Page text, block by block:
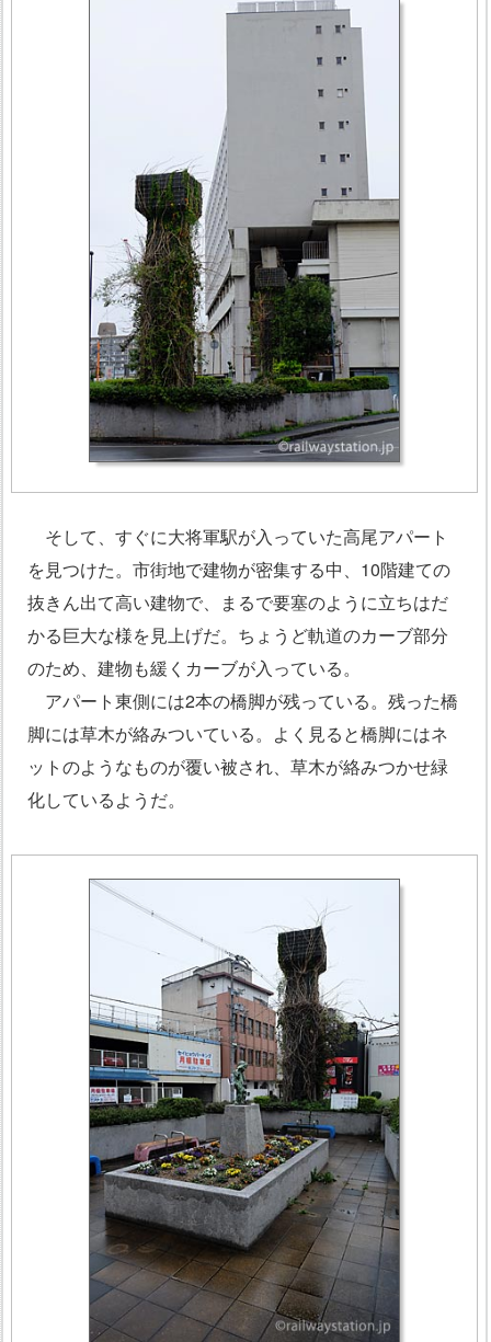
そして、すぐに大将軍駅が入っていた高尾アパート
を見つけた。市街地で建物が密集する中、10階建ての
抜きん出て高い建物で、まるで要塞のように立ちはだ
かる巨大な様を見上げだ。ちょうど軌道のカーブ部分
のため、建物も緩くカーブが入っている。
アパート東側には2本の橋脚が残っている。残った橋
脚には草木が絡みついている。よく見ると橋脚にはネ
ットのようなものが覆い被され、草木が絡みつかせ緑
化しているようだ。